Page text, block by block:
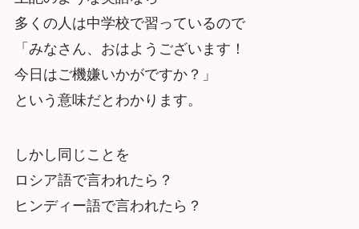
多くの人は中学校で習っているので
「みなさん、おはようございます！
今日はご機嫌いかがですか？」
という意味だとわかります。
しかし同じことを
ロシア語で言われたら？
ヒンディー語で言われたら？